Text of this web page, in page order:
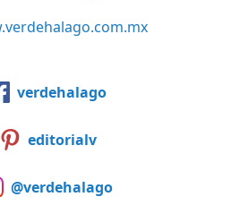
verdehalago
editorialv
@verdehalago